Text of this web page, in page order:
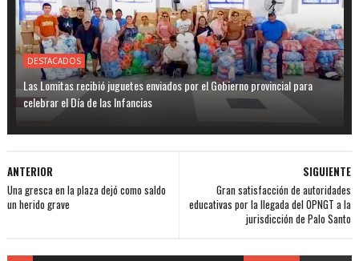
DESTACADOS
Las Lomitas recibió juguetes enviados por el Gobierno provincial para
celebrar el Día de las Infancias
SIGUIENTE
Gran satisfacción de autoridades
educativas por la llegada del OPNGT a la
jurisdicción de Palo Santo
ANTERIOR
Una gresca en la plaza dejó como saldo
un herido grave